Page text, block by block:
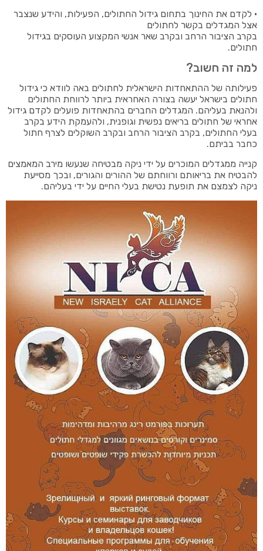
• לקדם את החינוך בתחום גידול החתולים, הפעילות, והידע שנצבר
אצל המגדלים בקשר לחתולים
בקרב הציבור הרחב ובקרב שאר אנשי המקצוע העוסקים בגידול
חתולים.
למה זה חשוב?
פעילותה של ההתאחדות הישראלית לחתולים באה לוודא כי גידול
חתולים בישראל יעשה בצורה האחראית ביותר לרווחת החתולים
ולהנאת בעליהם. המגדלים החברים בהתאחדות פועלים לקדם גידול
אחראי של חתולים בריאים נפשית וגופנית, ולהעמקת הידע בקרב
בעלי החתולים, בקרב הציבור הרחב ובקרב השוקלים לצרף חתול
כחבר בביתם.
קנייה ממגדלים המוכרים על ידי ניקה מבטיחה שנעשו מירב המאמצים
להבטיח את בריאותם ורווחתם של ההורים והגורים, ובכך מסייעת
ניקה לצמצם את תופעת נטישת בעלי החיים על ידי בעליהם.